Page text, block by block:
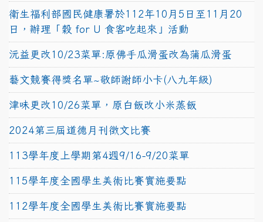
衛生福利部國民健康署於112年10月5日至11月20
日，辦理「穀 for U 食客吃起來」活動
沅益更改10/23菜單:原佛手瓜滑蛋改為蒲瓜滑蛋
藝文競賽得獎名單~敬師謝師小卡(八九年級)
津味更改10/26菜單，原白飯改小米蒸飯
2024第三屆道德月刊徵文比賽
113學年度上學期第4週9/16-9/20菜單
115學年度全國學生美術比賽實施要點
112學年度全國學生美術比賽實施要點